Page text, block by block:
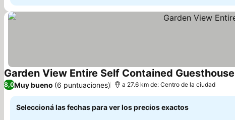
Garden View Entire Self Contained Guesthouse
8,0Muy bueno (6 puntuaciones) a 27.6 km de: Centro de la ciudad
Seleccioná las fechas para ver los precios exactos